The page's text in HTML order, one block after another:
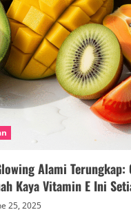
Alami Terungkap:
Kaya Vitamin E Ini
25, 2025